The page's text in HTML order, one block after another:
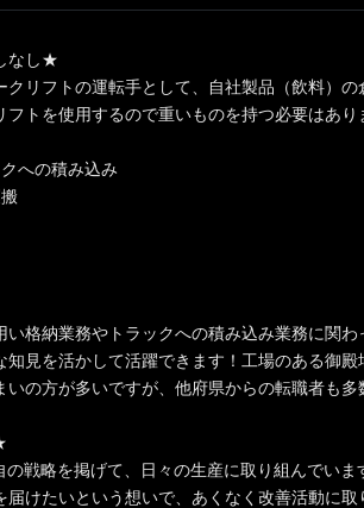
なし★
リフトの運転手として、自社製品（飲料）
トを使用するので重いものを持つ必要はあり
への積み込み
格納業務やトラックへの積み込み業務に関わ
見を活かして活躍できます！工場のある御
の方が多いですが、他府県からの転職者も多
戦略を掲げて、日々の生産に取り組んでい
けたいという想いで、あくなく改善活動に取